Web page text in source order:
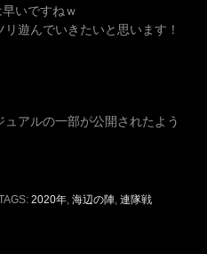
いですねｗ
遊んでいきたいと思います！
アルの一部が公開されたよう
2020年, 海辺の陣, 連隊戦